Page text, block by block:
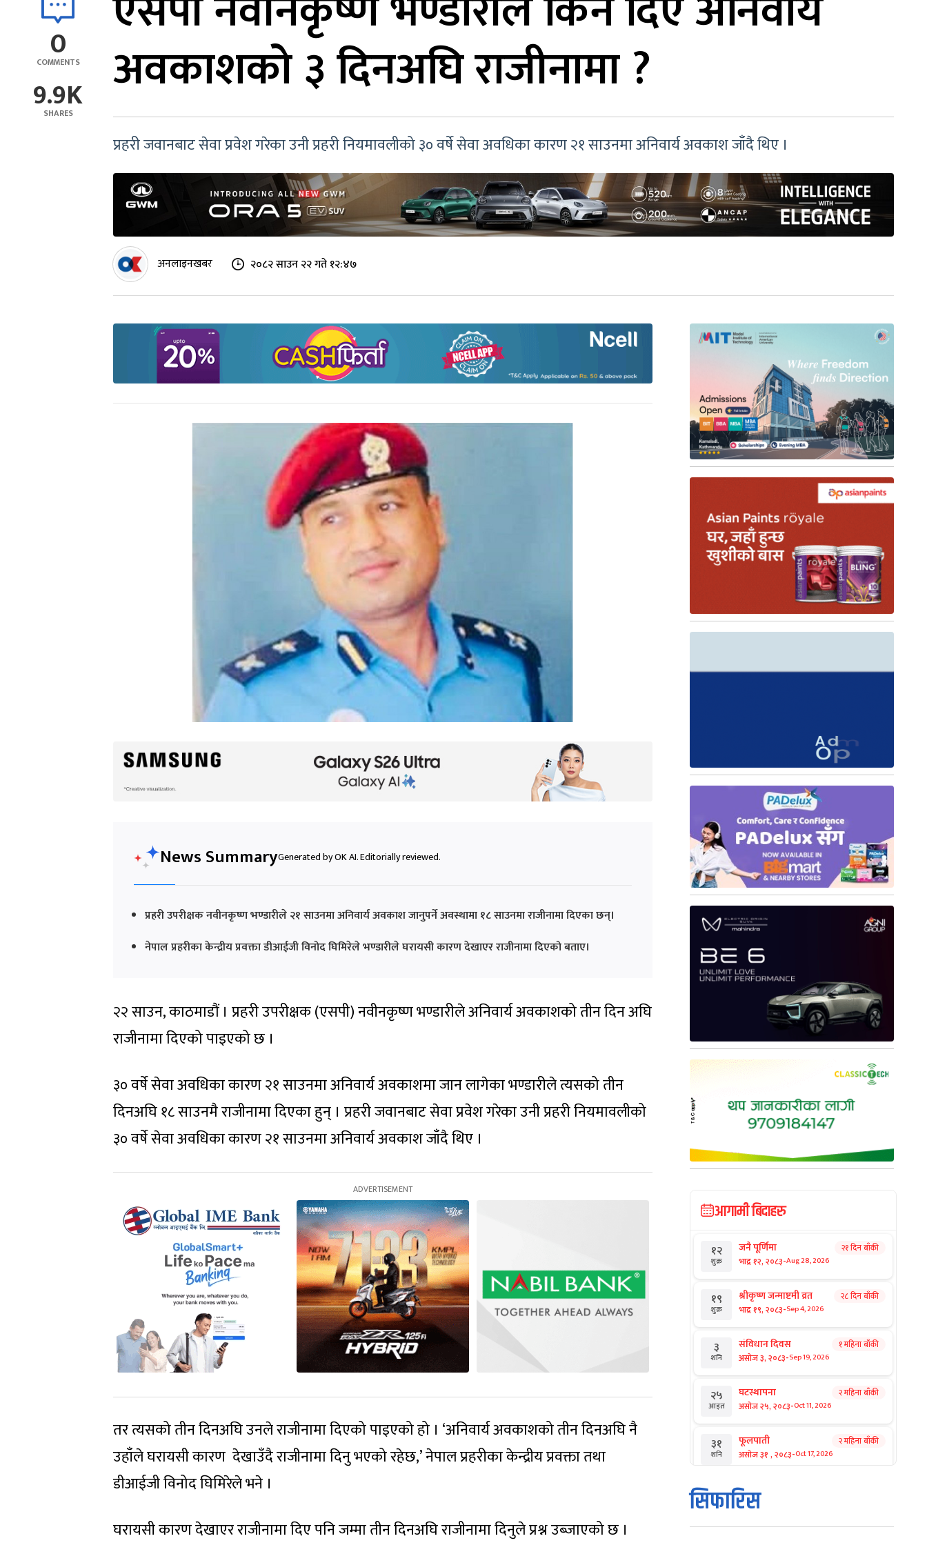
0
COMMENTS
9.9K
SHARES
अवकाशको ३ दिनअघि राजीनामा ?
प्रहरी जवानबाट सेवा प्रवेश गरेका उनी प्रहरी नियमावलीको ३० वर्षे सेवा अवधिका कारण २१ साउनमा अनिवार्य अवकाश जाँदै थिए ।
अनलाइनखबर २०८२ साउन २२ गते १२:४७
News SummaryGenerated by OK AI. Editorially reviewed.
प्रहरी उपरीक्षक नवीनकृष्ण भण्डारीले २१ साउनमा अनिवार्य अवकाश जानुपर्ने अवस्थामा १८ साउनमा राजीनामा दिएका छन्।
नेपाल प्रहरीका केन्द्रीय प्रवक्ता डीआईजी विनोद घिमिरेले भण्डारीले घरायसी कारण देखाएर राजीनामा दिएको बताए।
२२ साउन, काठमाडौं । प्रहरी उपरीक्षक (एसपी) नवीनकृष्ण भण्डारीले अनिवार्य अवकाशको तीन दिन अघि
राजीनामा दिएको पाइएको छ ।
३० वर्षे सेवा अवधिका कारण २१ साउनमा अनिवार्य अवकाशमा जान लागेका भण्डारीले त्यसको तीन
दिनअघि १८ साउनमै राजीनामा दिएका हुन् । प्रहरी जवानबाट सेवा प्रवेश गरेका उनी प्रहरी नियमावलीको
३० वर्षे सेवा अवधिका कारण २१ साउनमा अनिवार्य अवकाश जाँदै थिए ।
तर त्यसको तीन दिनअघि उनले राजीनामा दिएको पाइएको हो । ‘अनिवार्य अवकाशको तीन दिनअघि नै
उहाँले घरायसी कारण देखाउँदै राजीनामा दिनु भएको रहेछ,’ नेपाल प्रहरीका केन्द्रीय प्रवक्ता तथा
डीआईजी विनोद घिमिरेले भने ।
घरायसी कारण देखाएर राजीनामा दिए पनि जम्मा तीन दिनअघि राजीनामा दिनुले प्रश्न उब्जाएको छ ।
आगामी बिदाहरु
१२
शुक्र
जनै पूर्णिमा
भाद्र १२, २०८३-Aug 28, 2026
२१ दिन बाँकी
१९
शुक्र
श्रीकृष्ण जन्माष्टमी व्रत
भाद्र १९, २०८३-Sep 4, 2026
२८ दिन बाँकी
३
शनि
संविधान दिवस
असोज ३, २०८३-Sep 19, 2026
१ महिना बाँकी
२५
आइत
घटस्थापना
असोज २५, २०८३-Oct 11, 2026
२ महिना बाँकी
३१
शनि
फूलपाती
असोज ३१ , २०८३-Oct 17, 2026
२ महिना बाँकी
१
आइत
कार्तिक सङ्क्रान्ति
कार्तिक १, २०८३
सिफारिस